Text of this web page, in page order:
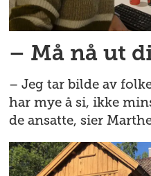
– Må nå ut
– Jeg tar bilde av
har mye å si, ikke
de ansatte, sier